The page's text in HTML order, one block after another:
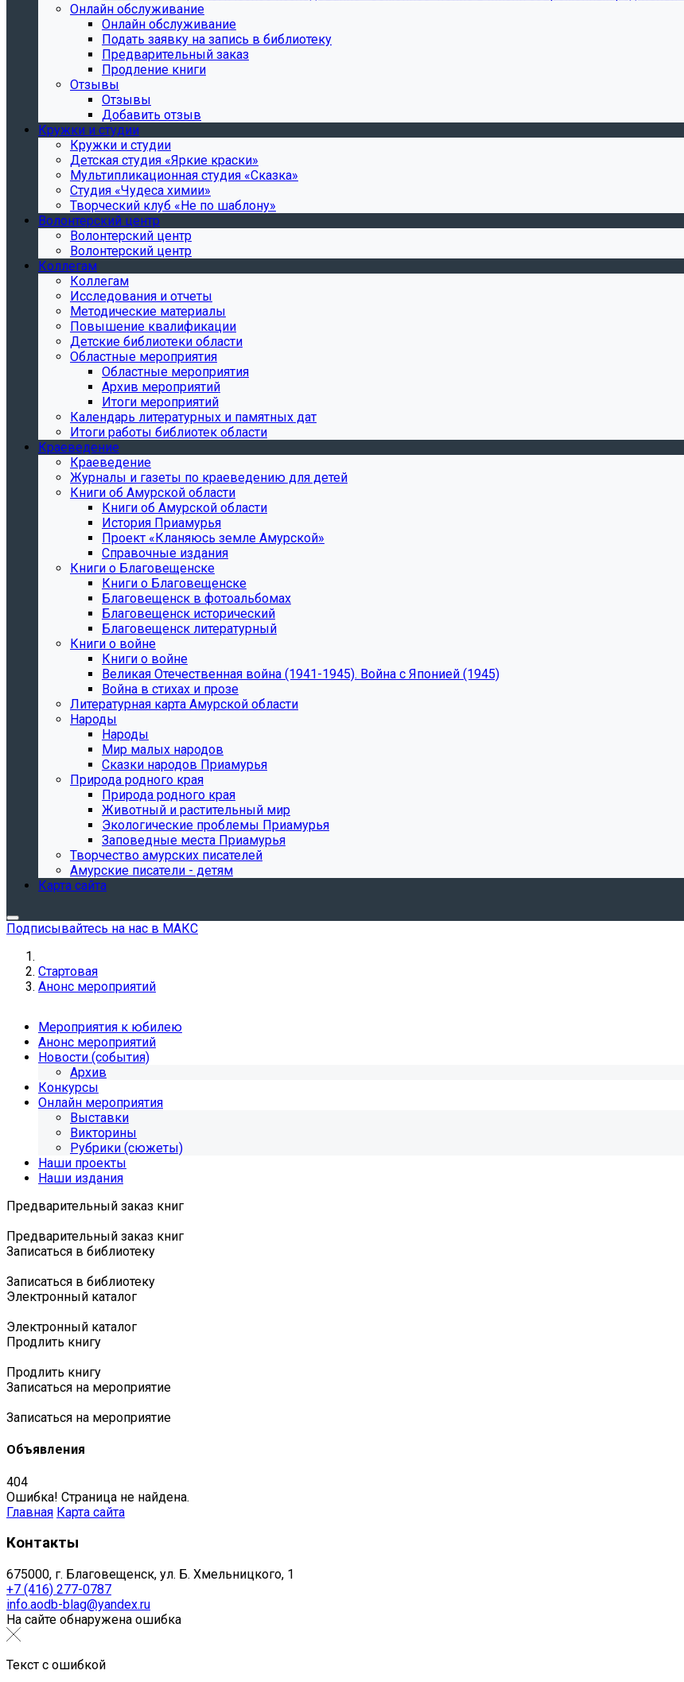
Онлайн обслуживание
Онлайн обслуживание
Подать заявку на запись в библиотеку
Предварительный заказ
Продление книги
Отзывы
Отзывы
Добавить отзыв
Кружки и студии
Кружки и студии
Детская студия «Яркие краски»
Мультипликационная студия «Сказка»
Студия «Чудеса химии»
Творческий клуб «Не по шаблону»
Волонтерский центр
Волонтерский центр
Волонтерский центр
Коллегам
Коллегам
Исследования и отчеты
Методические материалы
Повышение квалификации
Детские библиотеки области
Областные мероприятия
Областные мероприятия
Архив мероприятий
Итоги мероприятий
Календарь литературных и памятных дат
Итоги работы библиотек области
Краеведение
Краеведение
Журналы и газеты по краеведению для детей
Книги об Амурской области
Книги об Амурской области
История Приамурья
Проект «Кланяюсь земле Амурской»
Справочные издания
Книги о Благовещенске
Книги о Благовещенске
Благовещенск в фотоальбомах
Благовещенск исторический
Благовещенск литературный
Книги о войне
Книги о войне
Великая Отечественная война (1941-1945). Война с Японией (1945)
Война в стихах и прозе
Литературная карта Амурской области
Народы
Народы
Мир малых народов
Сказки народов Приамурья
Природа родного края
Природа родного края
Животный и растительный мир
Экологические проблемы Приамурья
Заповедные места Приамурья
Творчество амурских писателей
Амурские писатели - детям
Карта сайта
Подписывайтесь на нас в МАКС
Стартовая
Анонс мероприятий
Мероприятия к юбилею
Анонс мероприятий
Новости (события)
Архив
Конкурсы
Онлайн мероприятия
Выставки
Викторины
Рубрики (сюжеты)
Наши проекты
Наши издания
Предварительный заказ книг
Предварительный заказ книг
Записаться в библиотеку
Записаться в библиотеку
Электронный каталог
Электронный каталог
Продлить книгу
Продлить книгу
Записаться на мероприятие
Записаться на мероприятие
Объявления
404
Ошибка! Страница не найдена.
Главная Карта сайта
Контакты
675000, г. Благовещенск, ул. Б. Хмельницкого, 1
+7 (416) 277-0787
info.aodb-blag@yandex.ru
На сайте обнаружена ошибка
Текст с ошибкой